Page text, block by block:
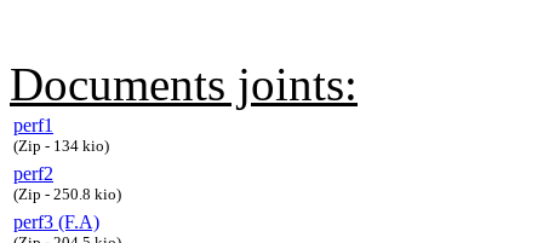
Documents joints:
perf1
(Zip - 134 kio)
perf2
(Zip - 250.8 kio)
perf3 (F.A)